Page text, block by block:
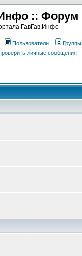
:: Форум
ГавГав.Инфо
Пользователи Группы
личные сообщения